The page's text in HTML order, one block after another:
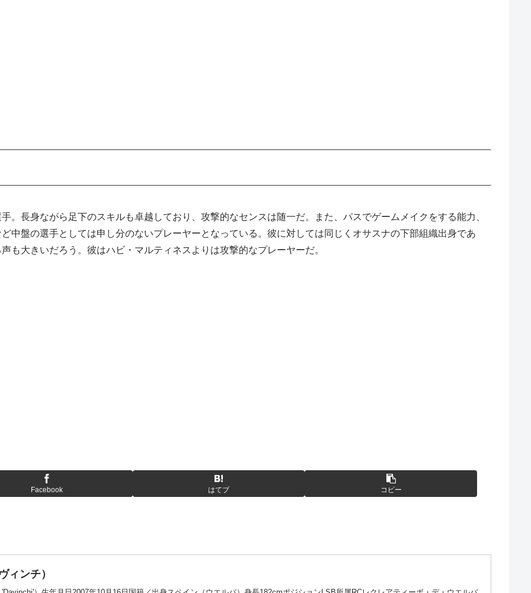
。長身ながら足下のスキルも卓越しており、攻撃的なセンスは随一だ。また、パスでゲームメイクをする能力、
中盤の選手としては申し分のないプレーヤーとなっている。彼に対しては同じくオサスナの下部組織出身であ
も大きいだろう。彼はハビ・マルティネスよりは攻撃的なプレーヤーだ。
Facebook はてブ コピー
ィンチ）